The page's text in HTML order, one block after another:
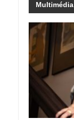
Multimédia